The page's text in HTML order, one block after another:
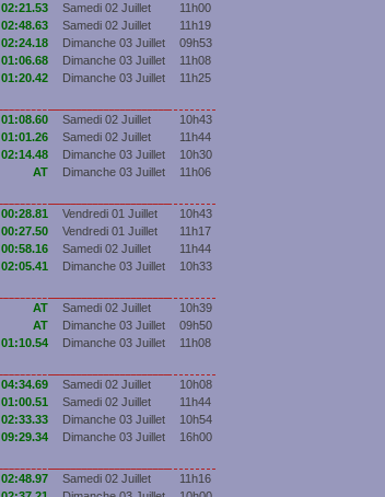
02:21.53 Samedi 02 Juillet
11h00
02:48.63 Samedi 02 Juillet
11h19
02:24.18 Dimanche 03 Juillet
09h53
01:06.68 Dimanche 03 Juillet
11h08
01:20.42 Dimanche 03 Juillet
11h25
01:08.60 Samedi 02 Juillet
10h43
01:01.26 Samedi 02 Juillet
11h44
02:14.48 Dimanche 03 Juillet
10h30
AT Dimanche 03 Juillet
11h06
00:28.81 Vendredi 01 Juillet
10h43
00:27.50 Vendredi 01 Juillet
11h17
00:58.16 Samedi 02 Juillet
11h44
02:05.41 Dimanche 03 Juillet
10h33
AT Samedi 02 Juillet
10h39
AT Dimanche 03 Juillet
09h50
01:10.54 Dimanche 03 Juillet
11h08
04:34.69 Samedi 02 Juillet
10h08
01:00.51 Samedi 02 Juillet
11h44
02:33.33 Dimanche 03 Juillet
10h54
09:29.34 Dimanche 03 Juillet
16h00
02:48.97 Samedi 02 Juillet
11h16